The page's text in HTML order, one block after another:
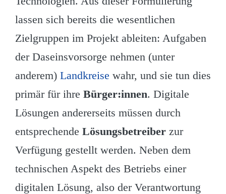
lassen sich bereits die wesentlichen
Zielgruppen im Projekt ableiten: Aufgaben
der Daseinsvorsorge nehmen (unter
anderem) Landkreise wahr, und sie tun dies
primär für ihre Bürger:innen. Digitale
Lösungen andererseits müssen durch
entsprechende Lösungsbetreiber zur
Verfügung gestellt werden. Neben dem
technischen Aspekt des Betriebs einer
digitalen Lösung, also der Verantwortung